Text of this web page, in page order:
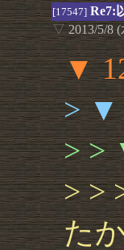
[17547] Re7:
▽2013/5/8
▼
> ▼
> >
> >
た